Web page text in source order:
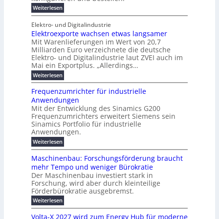
l
u
g
F
e
s
t
p
ä
i
s
c
h
e
n
M
a
r
k
t
n
E
P
a
s
o
u
n
d
P
e
k
i
n
g
a
u
s
g
e
z
e
i
c
g
o
-
C
E
O
ü
S
t
r
ö
m
e
b
i
s
5
A
t
f
ü
h
r
e
n
d
e
s
i
n
u
s
t
r
i
e
l
l
e
E
t
h
e
r
n
e
t
-
Weiterlesen:
N
u
e
r
O
n
l
i
n
e
-
S
h
o
p
v
o
n
I
c
o
t
e
k
v
e
r
f
Elektro- und Digitalindustrie
Elektroexporte wachsen etwas langsamer
Mit Warenlieferungen im Wert von 20,7
Milliarden Euro verzeichnete die deutsche
Elektro- und Digitalindustrie laut ZVEI auch im
Mai ein Exportplus. „Allerdings…
Weiterlesen:
E
e
k
t
r
o
e
x
p
o
r
t
e
w
a
c
h
s
e
Frequenzumrichter für industrielle
Anwendungen
Mit der Entwicklung des Sinamics G200
Frequenzumrichters erweitert Siemens sein
Sinamics Portfolio für industrielle
Anwendungen.
Weiterlesen:
F
e
q
u
e
n
z
u
m
r
Maschinenbau: Forschungsförderung braucht
mehr Tempo und weniger Bürokratie
Der Maschinenbau investiert stark in
Forschung, wird aber durch kleinteilige
Förderbürokratie ausgebremst.
Weiterlesen:
M
a
Volta-X 2027 wird zum Energy Hub für moderne